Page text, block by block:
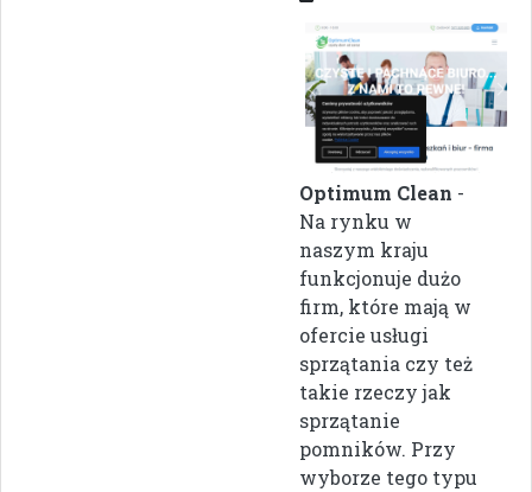
Optimum Clean -
Na rynku w
naszym kraju
funkcjonuje dużo
firm, które mają w
ofercie usługi
sprzątania czy też
takie rzeczy jak
sprzątanie
pomników. Przy
wyborze tego typu